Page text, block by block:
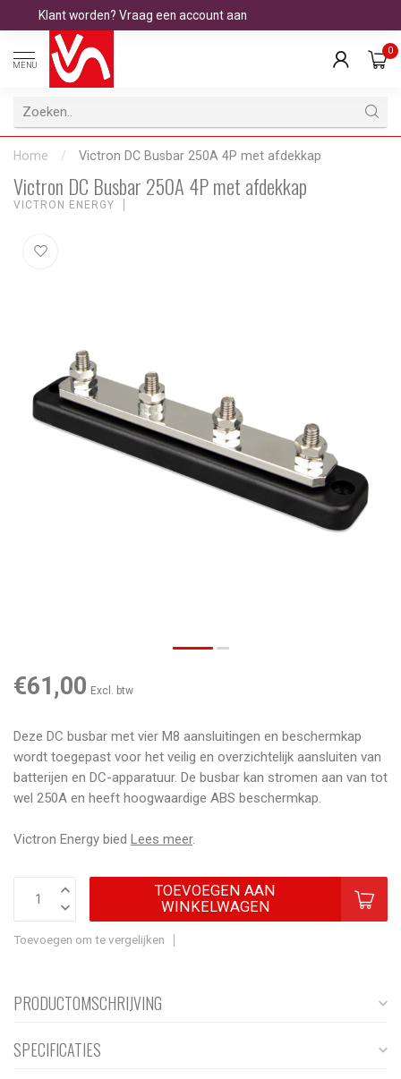
Klant worden? Vraag een account aan
MENU
0
Home / Victron DC Busbar 250A 4P met afdekkap
Victron DC Busbar 250A 4P met afdekkap
VICTRON ENERGY
€61,00 Excl. btw
Deze DC busbar met vier M8 aansluitingen en beschermkap
wordt toegepast voor het veilig en overzichtelijk aansluiten van
batterijen en DC-apparatuur. De busbar kan stromen aan van tot
wel 250A en heeft hoogwaardige ABS beschermkap.
Victron Energy bied Lees meer.
TOEVOEGEN AAN
WINKELWAGEN
Toevoegen om te vergelijken
PRODUCTOMSCHRIJVING
SPECIFICATIES